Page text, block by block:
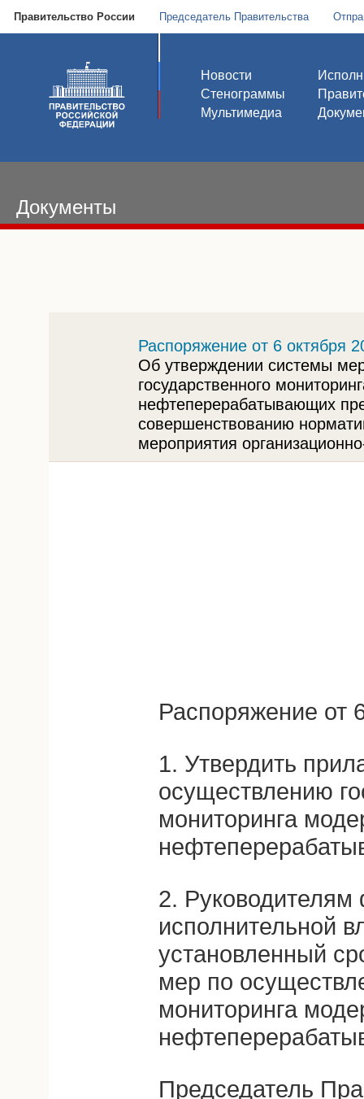
Правительство России Председатель Правительства
Новости
Стенограммы
Мультимедиа
Документы
Распоряжение от 6 октября
Об утверждении системы
государственного
нефтеперерабатывающих
совершенствованию
мероприятия
Распоряжение от
1. Утвердить
осуществлению
мониторинга
2.
исполнительной
установленный
мер по
мониторинга
Председатель